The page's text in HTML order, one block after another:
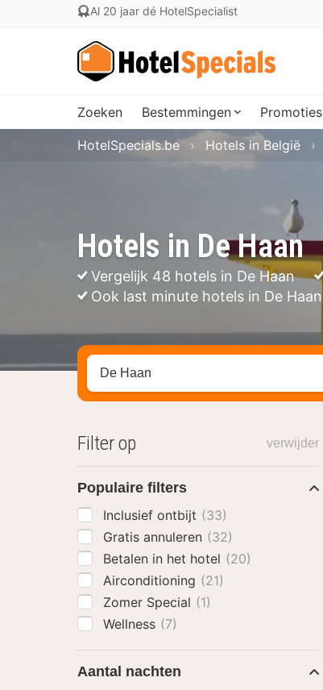
Al 20 jaar dé HotelSpecialist
Zoeken Bestemmingen Promoties
Hotels in De Haan
Vergelijk 48 hotels in De Haan
Ook last minute hotels in De Haan
HotelSpecials.be Hotels in België
Zoek op hotel, regio of stad
Filter op verwijder
Populaire filters
Inclusief ontbijt (33)
Gratis annuleren (32)
Betalen in het hotel (20)
Airconditioning (21)
Zomer Special (1)
Wellness (7)
Aantal nachten